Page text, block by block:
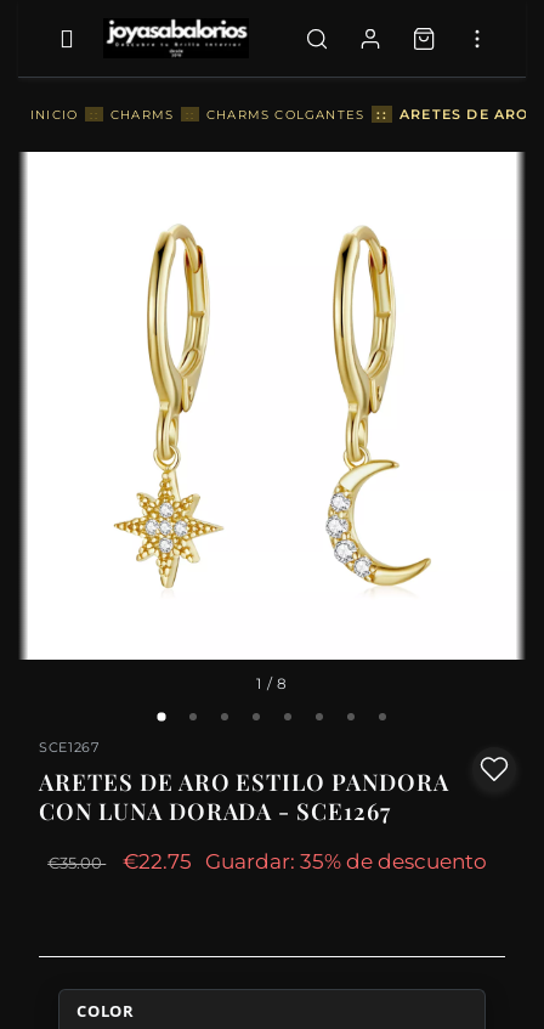
INICIO :: CHARMS :: CHARMS COLGANTES :: ARETES DE ARO
1 / 8
SCE1267
ARETES DE ARO ESTILO PANDORA
CON LUNA DORADA - SCE1267
€35.00 €22.75 Guardar: 35% de descuento
COLOR